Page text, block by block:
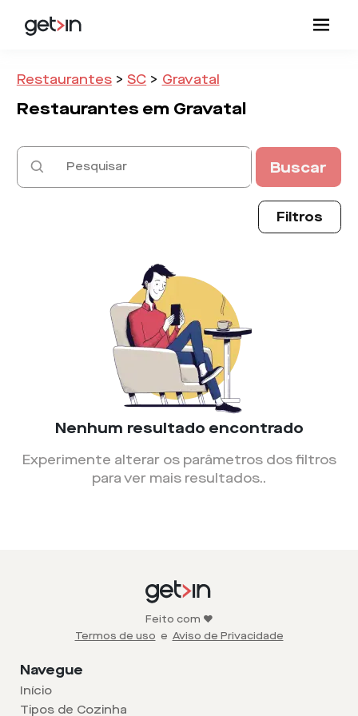
Restaurantes > SC > Gravatal
Restaurantes em Gravatal
Buscar
Filtros
Nenhum resultado encontrado
Experimente alterar os parâmetros dos filtros
para ver mais resultados..
Feito com ❤️
Termos de uso e Aviso de Privacidade
Navegue
Início
Tipos de Cozinha